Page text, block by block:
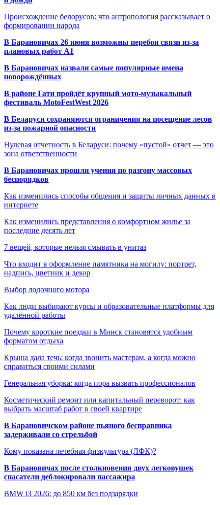
Происхождение белорусов: что антропология рассказывает о
формировании народа
В Барановичах 26 июня возможны перебои связи из-за
плановых работ A1
В Барановичах назвали самые популярные имена
новорождённых
В районе Гати пройдёт крупный мото-музыкальный
фестиваль MotoFestWest 2026
В Беларуси сохраняются ограничения на посещение лесов
из-за пожарной опасности
Нулевая отчетность в Беларуси: почему «пустой» отчет — это
зона ответственности
В Барановичах прошли учения по разгону массовых
беспорядков
Как изменились способы общения и защиты личных данных в
интернете
Как изменились представления о комфортном жилье за
последние десять лет
7 вещей, которые нельзя смывать в унитаз
Что входит в оформление памятника на могилу: портрет,
надпись, цветник и декор
Выбор лодочного мотора
Как люди выбирают курсы и образовательные платформы для
удалённой работы
Почему короткие поездки в Минск становятся удобным
форматом отдыха
Крыша дала течь: когда звонить мастерам, а когда можно
справиться своими силами
Генеральная уборка: когда пора вызвать профессионалов
Косметический ремонт или капитальный переворот: как
выбрать масштаб работ в своей квартире
В Барановичском районе пьяного бесправника
задерживали со стрельбой
Кому показана лечебная физкультура (ЛФК)?
В Барановичах после столкновения двух легковушек
спасатели деблокировали пассажира
BMW i3 2026: до 850 км без подзарядки